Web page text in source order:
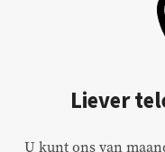
Liever
U kunt ons van